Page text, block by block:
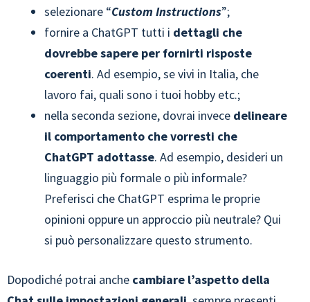
selezionare “Custom Instructions”;
fornire a ChatGPT tutti i dettagli che
dovrebbe sapere per fornirti risposte
coerenti. Ad esempio, se vivi in Italia, che
lavoro fai, quali sono i tuoi hobby etc.;
nella seconda sezione, dovrai invece delineare
il comportamento che vorresti che
ChatGPT adottasse. Ad esempio, desideri un
linguaggio più formale o più informale?
Preferisci che ChatGPT esprima le proprie
opinioni oppure un approccio più neutrale? Qui
si può personalizzare questo strumento.
Dopodiché potrai anche cambiare l’aspetto della